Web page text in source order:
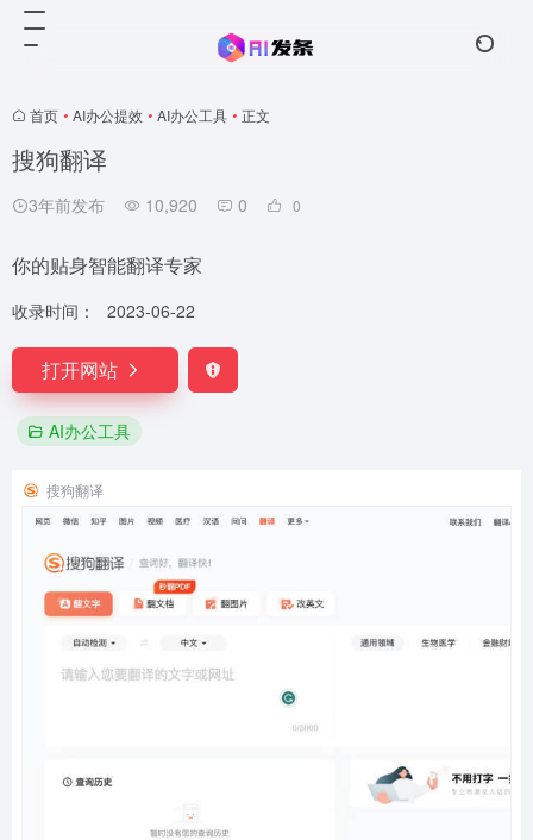
首页 • AI办公提效 • AI办公工具 • 正文
搜狗翻译
3年前发布 10,920 0 0
你的贴身智能翻译专家
收录时间： 2023-06-22
打开网站
AI办公工具
搜狗翻译